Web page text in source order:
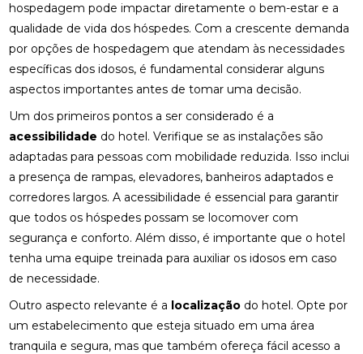
hospedagem pode impactar diretamente o bem-estar e a
qualidade de vida dos hóspedes. Com a crescente demanda
por opções de hospedagem que atendam às necessidades
específicas dos idosos, é fundamental considerar alguns
aspectos importantes antes de tomar uma decisão.
Um dos primeiros pontos a ser considerado é a
acessibilidade do hotel. Verifique se as instalações são
adaptadas para pessoas com mobilidade reduzida. Isso inclui
a presença de rampas, elevadores, banheiros adaptados e
corredores largos. A acessibilidade é essencial para garantir
que todos os hóspedes possam se locomover com
segurança e conforto. Além disso, é importante que o hotel
tenha uma equipe treinada para auxiliar os idosos em caso
de necessidade.
Outro aspecto relevante é a localização do hotel. Opte por
um estabelecimento que esteja situado em uma área
tranquila e segura, mas que também ofereça fácil acesso a